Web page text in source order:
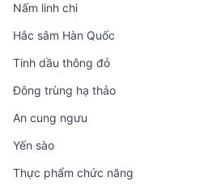
Nấm linh chi
Hắc sâm Hàn Quốc
Tinh dầu thông đỏ
Đông trùng hạ thảo
An cung ngưu
Yến sào
Thực phẩm chức năng